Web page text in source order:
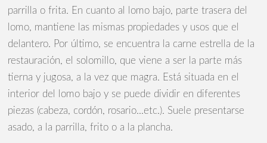
parrilla o frita. En cuanto al lomo bajo, parte trasera del
lomo, mantiene las mismas propiedades y usos que el
delantero. Por último, se encuentra la carne estrella de la
restauración, el solomillo, que viene a ser la parte más
tierna y jugosa, a la vez que magra. Está situada en el
interior del lomo bajo y se puede dividir en diferentes
piezas (cabeza, cordón, rosario...etc.). Suele presentarse
asado, a la parrilla, frito o a la plancha.